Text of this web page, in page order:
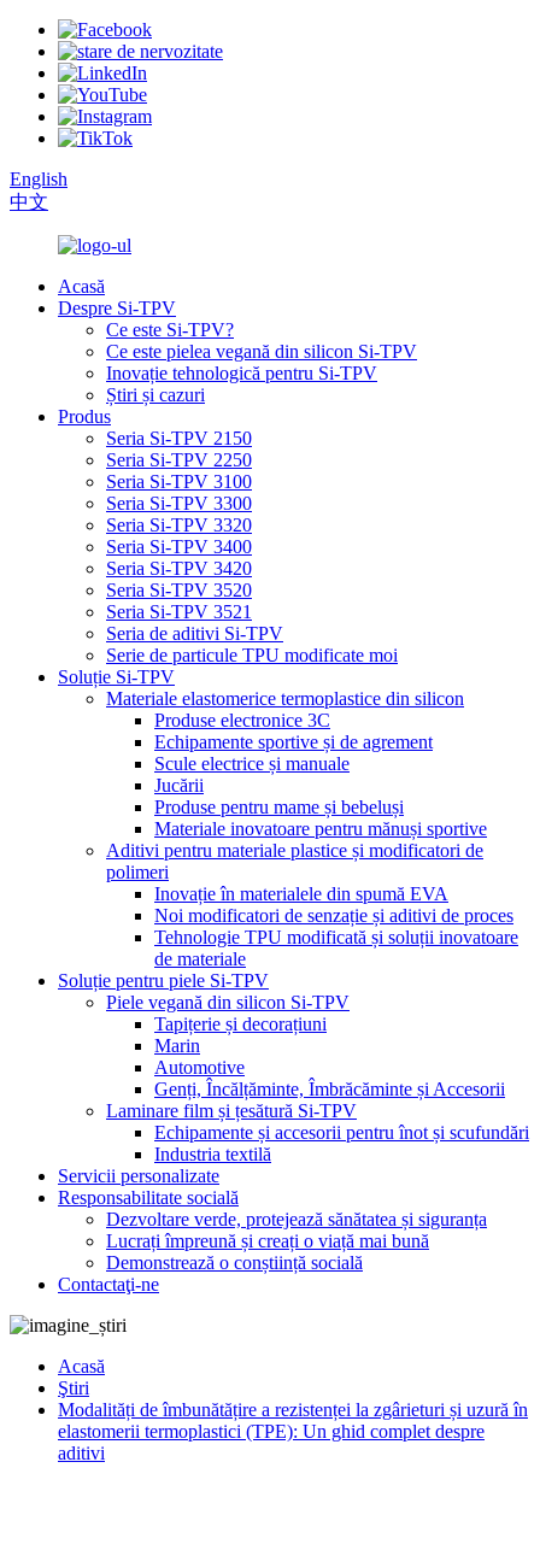
English
中文
Acasă
Despre Si-TPV
Ce este Si-TPV?
Ce este pielea vegană din silicon Si-TPV
Inovație tehnologică pentru Si-TPV
Știri și cazuri
Produs
Seria Si-TPV 2150
Seria Si-TPV 2250
Seria Si-TPV 3100
Seria Si-TPV 3300
Seria Si-TPV 3320
Seria Si-TPV 3400
Seria Si-TPV 3420
Seria Si-TPV 3520
Seria Si-TPV 3521
Seria de aditivi Si-TPV
Serie de particule TPU modificate moi
Soluție Si-TPV
Materiale elastomerice termoplastice din silicon
Produse electronice 3C
Echipamente sportive și de agrement
Scule electrice și manuale
Jucării
Produse pentru mame și bebeluși
Materiale inovatoare pentru mănuși sportive
Aditivi pentru materiale plastice și modificatori de
polimeri
Inovație în materialele din spumă EVA
Noi modificatori de senzație și aditivi de proces
Tehnologie TPU modificată și soluții inovatoare
de materiale
Soluție pentru piele Si-TPV
Piele vegană din silicon Si-TPV
Tapițerie și decorațiuni
Marin
Automotive
Genți, Încălțăminte, Îmbrăcăminte și Accesorii
Laminare film și țesătură Si-TPV
Echipamente și accesorii pentru înot și scufundări
Industria textilă
Servicii personalizate
Responsabilitate socială
Dezvoltare verde, protejează sănătatea și siguranța
Lucrați împreună și creați o viață mai bună
Demonstrează o conștiință socială
Contactaţi-ne
Acasă
Ştiri
Modalități de îmbunătățire a rezistenței la zgârieturi și uzură în
elastomerii termoplastici (TPE): Un ghid complet despre
aditivi